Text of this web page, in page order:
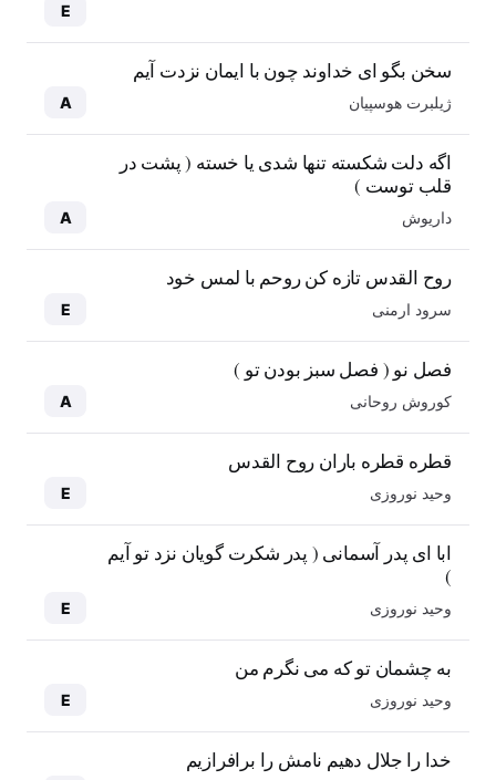
E
سخن بگو ای خداوند چون با ایمان نزدت آیم
ژیلبرت هوسپیان A
اگه دلت شکسته تنها شدی یا خسته ( پشت در
قلب توست )
داریوش A
روح القدس تازه کن روحم با لمس خود
سرود ارمنی E
فصل نو ( فصل سبز بودن تو )
کوروش روحانی A
قطره قطره باران روح القدس
وحید نوروزی E
ابا ای پدر آسمانی ( پدر شکرت گویان نزد تو آیم
)
وحید نوروزی E
به چشمان تو که می نگرم من
وحید نوروزی E
خدا را جلال دهیم نامش را برافرازیم